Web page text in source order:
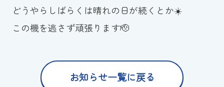
どうやらしばらくは晴れの日が続くとか☀️
この機を逃さず頑張ります🫡
お知らせ一覧に戻る